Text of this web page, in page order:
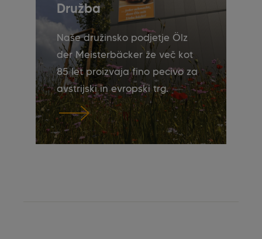
Družba
Naše družinsko podjetje Ölz
der Meisterbäcker že več kot
85 let proizvaja fino pecivo za
avstrijski in evropski trg.